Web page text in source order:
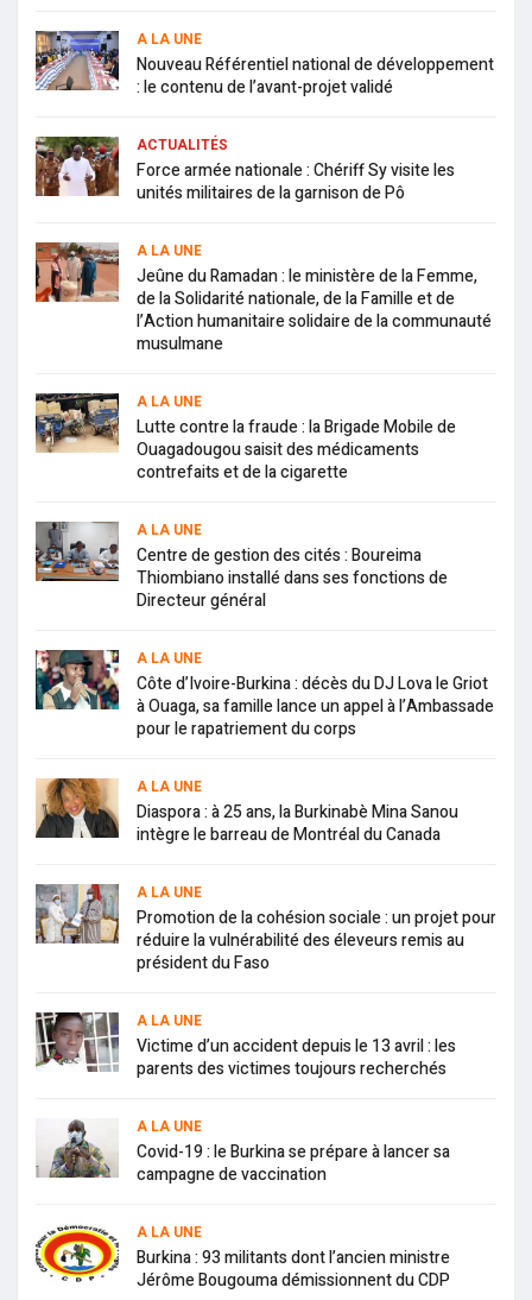
A LA UNE
Nouveau Référentiel national de développement
: le contenu de l’avant-projet validé
ACTUALITÉS
Force armée nationale : Chériff Sy visite les
unités militaires de la garnison de Pô
A LA UNE
Jeûne du Ramadan : le ministère de la Femme,
de la Solidarité nationale, de la Famille et de
l’Action humanitaire solidaire de la communauté
musulmane
A LA UNE
Lutte contre la fraude : la Brigade Mobile de
Ouagadougou saisit des médicaments
contrefaits et de la cigarette
A LA UNE
Centre de gestion des cités : Boureima
Thiombiano installé dans ses fonctions de
Directeur général
A LA UNE
Côte d’Ivoire-Burkina : décès du DJ Lova le Griot
à Ouaga, sa famille lance un appel à l’Ambassade
pour le rapatriement du corps
A LA UNE
Diaspora : à 25 ans, la Burkinabè Mina Sanou
intègre le barreau de Montréal du Canada
A LA UNE
Promotion de la cohésion sociale : un projet pour
réduire la vulnérabilité des éleveurs remis au
président du Faso
A LA UNE
Victime d’un accident depuis le 13 avril : les
parents des victimes toujours recherchés
A LA UNE
Covid-19 : le Burkina se prépare à lancer sa
campagne de vaccination
A LA UNE
Burkina : 93 militants dont l’ancien ministre
Jérôme Bougouma démissionnent du CDP